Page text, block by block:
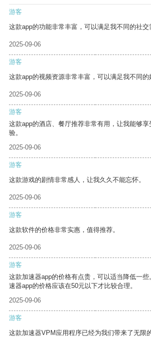
游客
这款app的功能非常丰富，可以满足我不同的社交
2025-09-06
游客
这款app的视频资源非常丰富，可以满足我不同的
2025-09-06
游客
这款app的酒店、餐厅推荐非常有用，让我能够
验。
2025-09-06
游客
这款游戏的剧情非常感人，让我久久不能忘怀。
2025-09-06
游客
这款软件的价格非常实惠，值得推荐。
2025-09-06
游客
这款加速器app的价格有点贵，可以适当降低一
速器app的价格应该在50元以下才比较合理。
2025-09-06
游客
这款加速器VPM应用程序已经为我们带来了无限